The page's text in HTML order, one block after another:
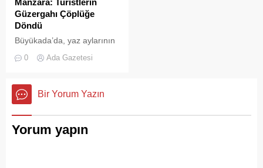
Güzergahı Çöplüğe
Döndü
Büyükada’da, yaz aylarının
ziyaretçi yoğunluğu, temizlik
hizmetlerindeki aksaklıkları
bir kez daha gözler önüne
0 Ada Gazetesi
Bir Yorum Yazın
Yorum yapın